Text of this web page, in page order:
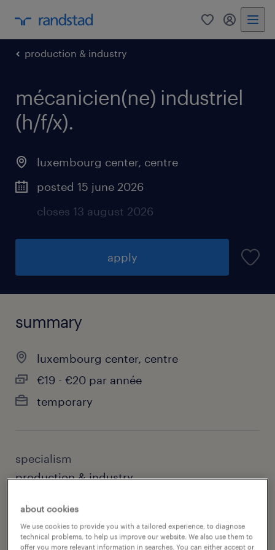
0 my
production & industry
mécanicien(ne) industriel
(h/f/x).
luxembourg center, centre
posted 15 june 2026
closes 13 august 2026
apply
summary
luxembourg center, centre
€19 - €20 par année
temporary
specialism
production & industry
contact
laetitia gambino, randstad luxembourg
about cookies
We use cookies to provide you with a tailored experience, to diagnose
technical problems, to help us improve our website. We also use them to
offer you more relevant information in searches. You can either accept or